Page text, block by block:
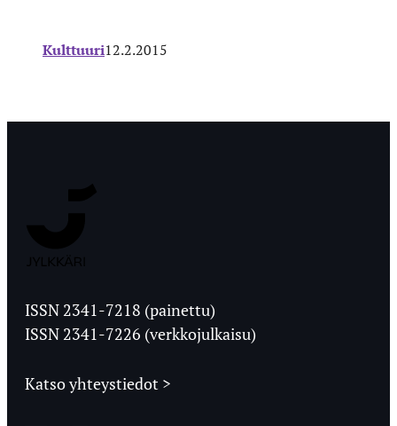
Kulttuuri12.2.2015
Ylioppilaslehti
ISSN 2341-7218 (painettu)
ISSN 2341-7226 (verkkojulkaisu)
Katso yhteystiedot >